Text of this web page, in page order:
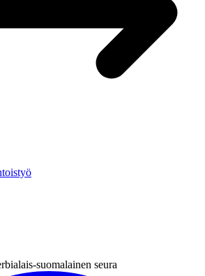
suomalainen seura